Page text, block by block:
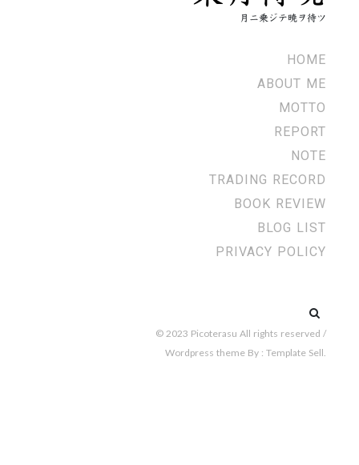
月ニ乗ジテ暁ヲ待ツ
HOME
ABOUT ME
MOTTO
REPORT
NOTE
TRADING RECORD
BOOK REVIEW
BLOG LIST
PRIVACY POLICY
検
索:
© 2023 Picoterasu All rights reserved /
Wordpress theme By : Template Sell.